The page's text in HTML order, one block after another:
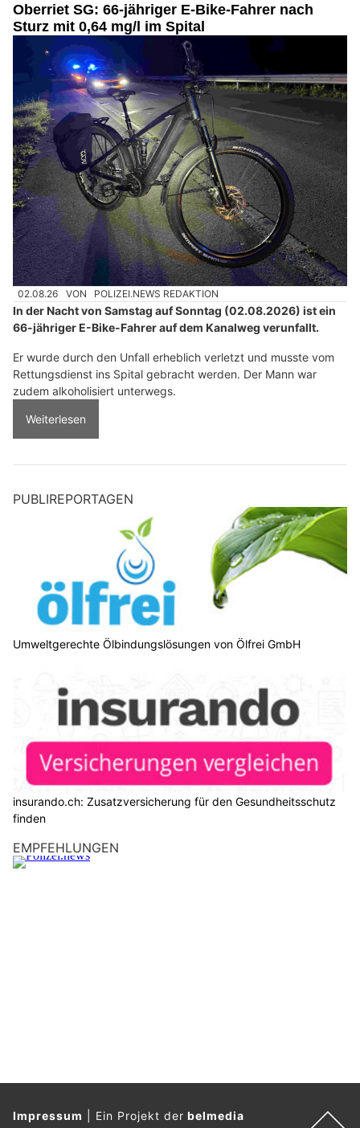
Oberriet SG: 66-jähriger E-Bike-Fahrer nach
Sturz mit 0,64 mg/l im Spital
02.08.26 VON POLIZEI.NEWS REDAKTION
In der Nacht von Samstag auf Sonntag (02.08.2026) ist ein
66-jähriger E-Bike-Fahrer auf dem Kanalweg verunfallt.
Er wurde durch den Unfall erheblich verletzt und musste vom
Rettungsdienst ins Spital gebracht werden. Der Mann war
zudem alkoholisiert unterwegs.
Weiterlesen
PUBLIREPORTAGEN
Umweltgerechte Ölbindungslösungen von Ölfrei GmbH
insurando.ch: Zusatzversicherung für den Gesundheitsschutz
finden
EMPFEHLUNGEN
Impressum Ein Projekt derbelmedia